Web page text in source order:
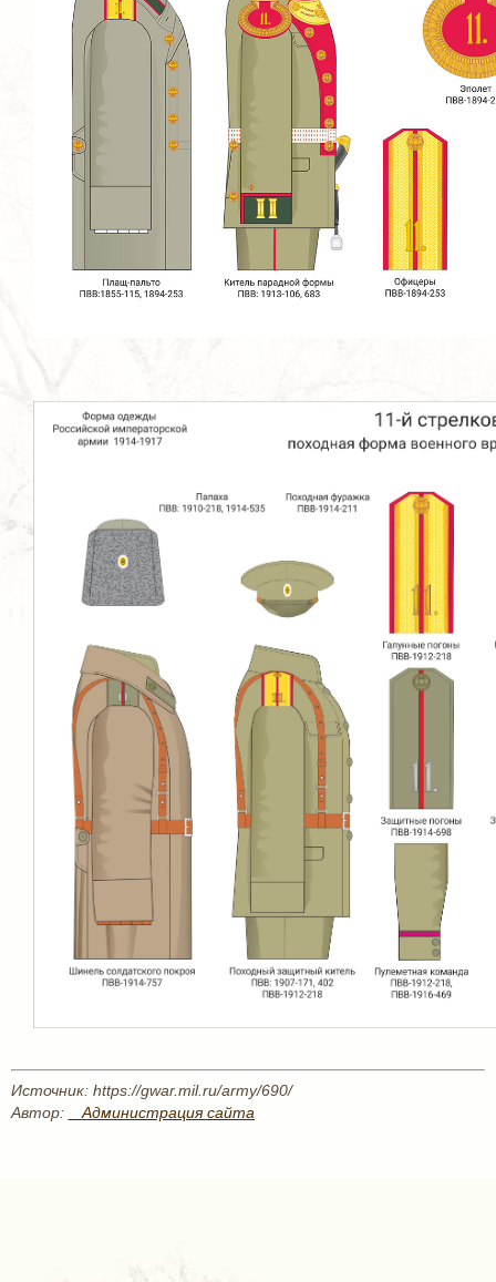
Источник: https://gwar.mil.ru/army/690/
Автор:
_ Администрация сайта